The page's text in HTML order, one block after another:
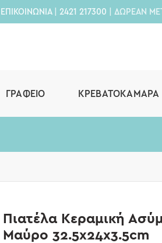
ΕΠΙΚΟΙΝΩΝΙΑ| 2421 217300 | ΔΩΡΕΑΝ
ΓΡΑΦΕΊΟ ΚΡΕΒΑΤΟΚΆΜΑΡΑ
Πιατέλα Κεραμική
Μαύρο 32.5x24x3.5cm